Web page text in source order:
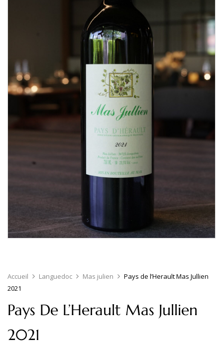
Accueil Languedoc Mas julien
Pays de l’Herault Mas Jullien
2021
Pays De L’Herault Mas Jullien
2021